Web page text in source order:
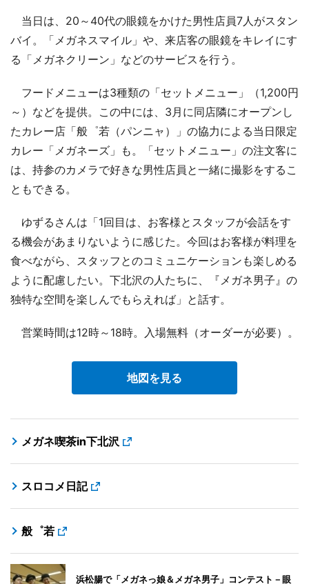
当日は、20～40代の眼鏡をかけた男性店員7人がスタン
バイ。「メガネスマイル」や、来店客の眼鏡をキレイにす
る「メガネクリーン」などのサービスを行う。
フードメニューは3種類の「セットメニュー」（1,200円
～）などを提供。この中には、3月に同店隣にオープンし
たカレー店「般゜若（パンニャ）」の協力による当日限定
カレー「メガネーズ」も。「セットメニュー」の注文客に
は、持参のカメラで好きな男性店員と一緒に撮影をするこ
ともできる。
ゆずるさんは「1回目は、お客様とスタッフが会話をす
る機会があまりないように感じた。今回はお客様が料理を
食べながら、スタッフとのコミュニケーションも楽しめる
ように配慮したい。下北沢の人たちに、『メガネ男子』の
独特な空間を楽しんでもらえれば」と話す。
営業時間は12時～18時。入場無料（オーダーが必要）。
地図を見る
メガネ喫茶in下北沢
スロコメ日記
般゜若
浜松腸で「メガネっ娘＆メガネ男子」コンテスト－眼